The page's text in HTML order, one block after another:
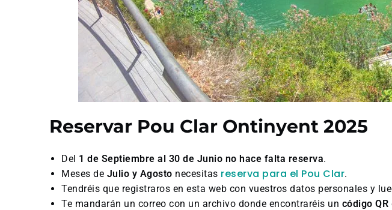
Reservar Pou Clar Ontinyent 2025
Del 1 de Septiembre al 30 de Junio no hace falta reserva.
Meses de Julio y Agosto necesitas reserva para el Pou Clar.
Tendréis que registraros en esta web con vuestros datos personales y
Te mandarán un correo con un archivo donde encontraréis un código QR